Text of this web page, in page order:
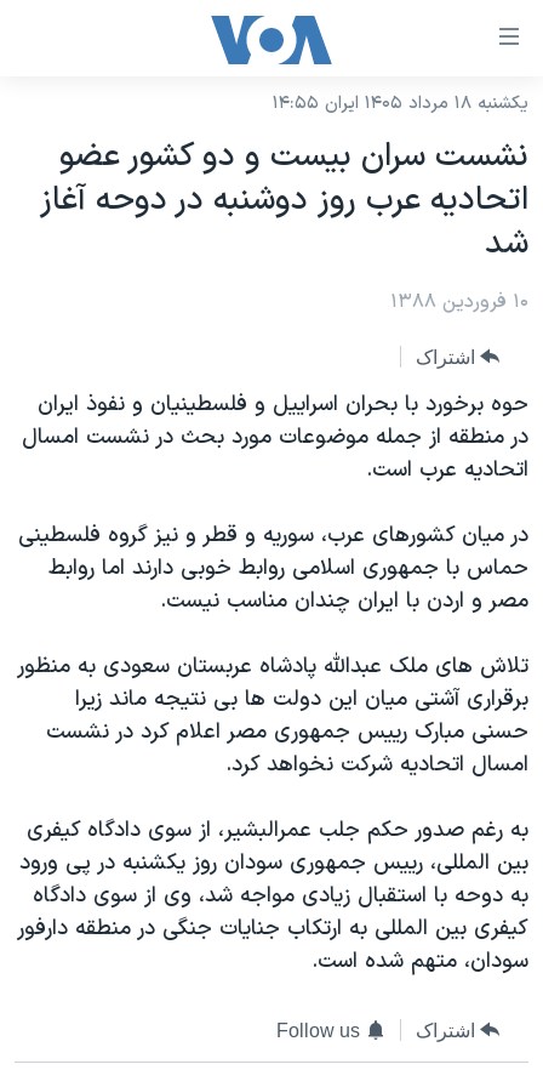
لینکهای
دسترسی
جهش
به
محتوای
اصلی
به
صفحه
جهش
به
جستجو
نسخه سبک وب‌سایت
موضوع ها
آمریکا
جهان
ورزشی
گزیده‌ها
ویژه برنامه‌ها
ویدیوها
فرهنگ و زندگی
حقوق شهروندی
اقتصادی
علم و فناوری
اسرائیل در جنگ
آرشیو پخش زنده
برنامه های تلویزیونی
جدول برنامه ها
صفحه‌های ویژه
جام جهانی ۲۰۲۶
عملیات خشم حماسی
۲۵۰سالگی آمریکا
بایگانی برنامه‌های تلویزیونی
مستندها
انتخابات ریاست جمهوری آمریکا ۲۰۲۴
حمله جمهوری اسلامی به اسرائیل
رمز مهسا
ورزش زنان در ایران
مجموعه مستندهای دادخواهی
تریبونال مردمی آبان ۹۸
دادگاه حمید نوری
چهل سال گروگان‌گیری
اعتراضات مردمی آبان ۹۸
فرکانس‌های صدای آمریکا
پخش رادیویی
دنبال کنید
زبانهای مختلف
یکشنبه ۱۸ مرداد ۱۴۰۵ ایران ۱۴:۵۵
نشست سران بیست و دو کشور عضو
اتحادیه عرب روز دوشنبه در دوحه آغاز
شد
۱۰ فروردین ۱۳۸۸
اشتراک
حوه برخورد با بحران اسراییل و فلسطینیان و نفوذ ایران
در منطقه از جمله موضوعات مورد بحث در نشست امسال
اتحادیه عرب است.
در میان کشورهای عرب، سوریه و قطر و نیز گروه فلسطینی
حماس با جمهوری اسلامی روابط خوبی دارند اما روابط
مصر و اردن با ایران چندان مناسب نیست.
تلاش های ملک عبدالله پادشاه عربستان سعودی به منظور
برقراری آشتی میان این دولت ها بی نتیجه ماند زیرا
حسنی مبارک رییس جمهوری مصر اعلام کرد در نشست
امسال اتحادیه شرکت نخواهد کرد.
به رغم صدور حکم جلب عمرالبشیر، از سوی دادگاه کیفری
بین المللی، رییس جمهوری سودان روز یکشنبه در پی ورود
به دوحه با استقبال زیادی مواجه شد، وی از سوی دادگاه
کیفری بین المللی به ارتکاب جنایات جنگی در منطقه دارفور
سودان، متهم شده است.
اشتراک Follow us